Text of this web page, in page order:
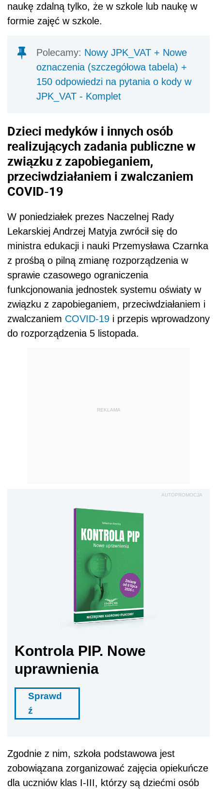
naukę zdalną tylko, że w szkole lub naukę w
formie zajęć w szkole.
Polecamy: Nowy JPK_VAT + Nowe
oznaczenia (szczegółowa tabela) +
150 odpowiedzi na pytania o kody w
JPK_VAT - Komplet
Dzieci medyków i innych osób
realizujących zadania publiczne w
związku z zapobieganiem,
przeciwdziałaniem i zwalczaniem
COVID-19
W poniedziałek prezes Naczelnej Rady
Lekarskiej Andrzej Matyja zwrócił się do
ministra edukacji i nauki Przemysława Czarnka
z prośbą o pilną zmianę rozporządzenia w
sprawie czasowego ograniczenia
funkcjonowania jednostek systemu oświaty w
związku z zapobieganiem, przeciwdziałaniem i
zwalczaniem COVID-19 i przepis wprowadzony
do rozporządzenia 5 listopada.
REKLAMA
AUTOPROMOCJA
Kontrola PIP. Nowe
uprawnienia
Sprawd
ź
Zgodnie z nim, szkoła podstawowa jest
zobowiązana zorganizować zajęcia opiekuńcze
dla uczniów klas I-III, którzy są dziećmi osób